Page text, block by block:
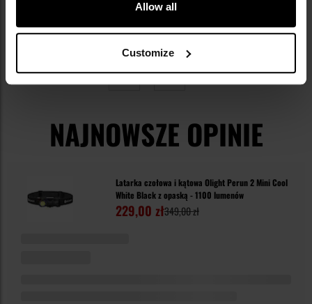
Allow all
Customize
Strona
Poprzednie
z 5
NAJNOWSZE OPINIE
Latarka czołowa i kątowa Olight Perun 2 Mini Cool
White Black z opaską - 1100 lumenów
229,00 zł349,00 zł